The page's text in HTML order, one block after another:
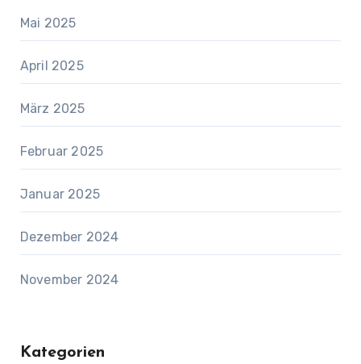
Mai 2025
April 2025
März 2025
Februar 2025
Januar 2025
Dezember 2024
November 2024
Kategorien